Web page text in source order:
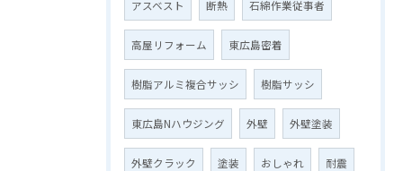
アスベスト 断熱 石綿作業従事者
高屋リフォーム 東広島密着
樹脂アルミ複合サッシ 樹脂サッシ
東広島Nハウジング 外壁 外壁塗装
外壁クラック 塗装 おしゃれ 耐震